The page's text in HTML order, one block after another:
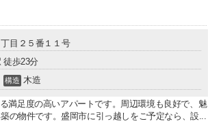
目２５番１１号
徒歩23分
構造 木造
満足度の高いアパートです。周辺環境も良好で、魅
の物件です。盛岡市に引っ越しをご予定なら、設...